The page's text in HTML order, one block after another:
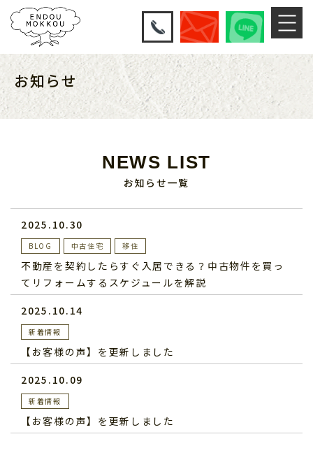
お知らせ
NEWS LIST
お知らせ一覧
2025.10.30
BLOG 中古住宅 移住
不動産を契約したらすぐ入居できる？中古物件を買っ
てリフォームするスケジュールを解説
2025.10.14
新着情報
【お客様の声】を更新しました
2025.10.09
新着情報
【お客様の声】を更新しました